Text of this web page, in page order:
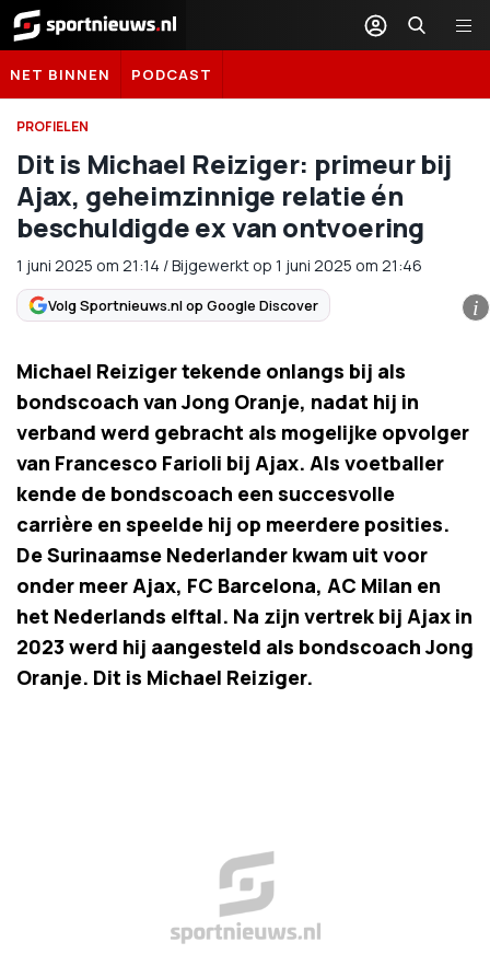
Sportnieuws.nl
NET BINNEN PODCAST
PROFIELEN
Dit is Michael Reiziger: primeur bij
Ajax, geheimzinnige relatie én
beschuldigde ex van ontvoering
1 juni 2025 om 21:14 /Bijgewerkt op 1 juni 2025 om 21:46
Volg Sportnieuws.nl op Google Discover i
Michael Reiziger tekende onlangs bij als
bondscoach van Jong Oranje, nadat hij in
verband werd gebracht als mogelijke opvolger
van Francesco Farioli bij Ajax. Als voetballer
kende de bondscoach een succesvolle
carrière en speelde hij op meerdere posities.
De Surinaamse Nederlander kwam uit voor
onder meer Ajax, FC Barcelona, AC Milan en
het Nederlands elftal. Na zijn vertrek bij Ajax in
2023 werd hij aangesteld als bondscoach Jong
Oranje. Dit is Michael Reiziger.